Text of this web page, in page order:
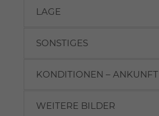
LAGE
SONSTIGES
KONDITIONEN – ANKUNFT
WEITERE BILDER